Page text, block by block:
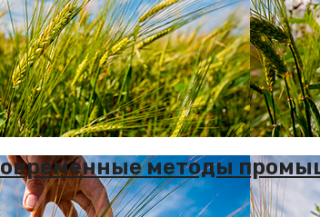
методы